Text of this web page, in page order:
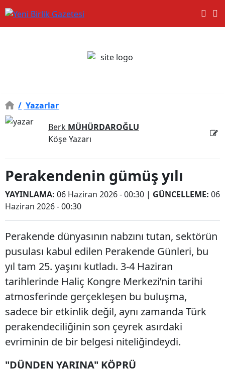
/ Yazarlar
Berk MÜHÜRDAROĞLU
Köşe Yazarı
Perakendenin gümüş yılı
YAYINLAMA: 06 Haziran 2026 - 00:30 | GÜNCELLEME: 06
Haziran 2026 - 00:30
​Perakende dünyasının nabzını tutan, sektörün
pusulası kabul edilen Perakende Günleri, bu
yıl tam 25. yaşını kutladı. 3-4 Haziran
tarihlerinde Haliç Kongre Merkezi’nin tarihi
atmosferinde gerçekleşen bu buluşma,
sadece bir etkinlik değil, aynı zamanda Türk
perakendeciliğinin son çeyrek asırdaki
evriminin de bir belgesi niteliğindeydi.
"DÜNDEN YARINA" KÖPRÜ